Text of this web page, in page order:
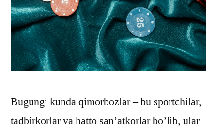
Bugungi kunda qimorbozlar – bu sportchilar,
tadbirkorlar va hatto san’atkorlar bo’lib, ular